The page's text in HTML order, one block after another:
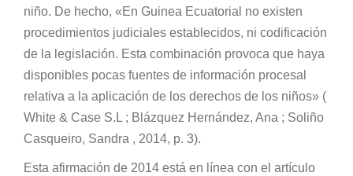
niño. De hecho, «En Guinea Ecuatorial no existen
procedimientos judiciales establecidos, ni codificación
de la legislación. Esta combinación provoca que haya
disponibles pocas fuentes de información procesal
relativa a la aplicación de los derechos de los niños» (​
White & Case S.L ; ​Blázquez Hernández, Ana ; Soliño
Casqueiro, Sandra , 2014, p. 3).
Esta afirmación de 2014 está en línea con el artículo